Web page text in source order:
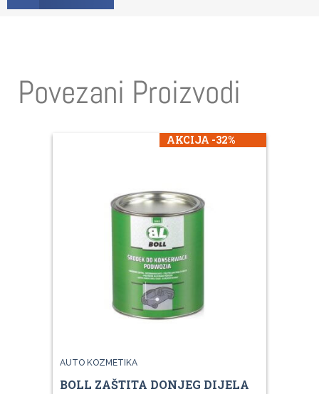
Povezani Proizvodi
AKCIJA -32%
AUTO KOZMETIKA
BOLL ZAŠTITA DONJEG DIJELA